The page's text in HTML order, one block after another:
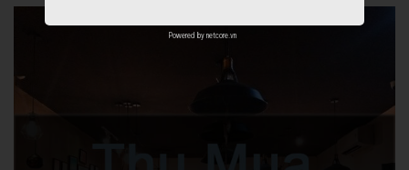
Powered by netcore.vn